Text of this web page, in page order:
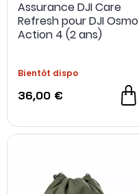
Assurance DJI Care
Refresh pour DJI Osmo
Action 4 (2 ans)
Bientôt dispo
36,00 €